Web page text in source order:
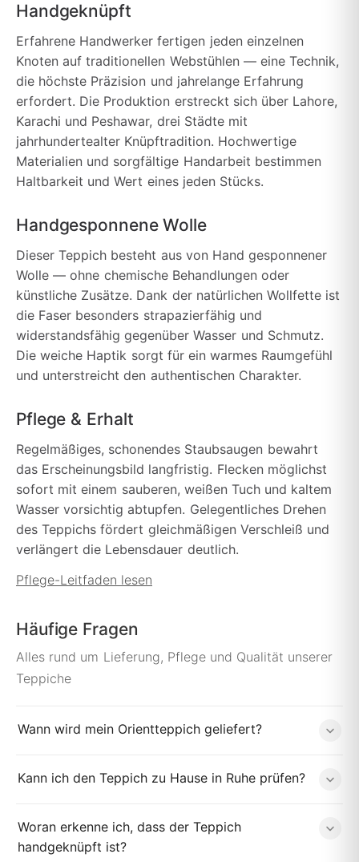
Handgeknüpft
Erfahrene Handwerker fertigen jeden einzelnen
Knoten auf traditionellen Webstühlen — eine Technik,
die höchste Präzision und jahrelange Erfahrung
erfordert. Die Produktion erstreckt sich über Lahore,
Karachi und Peshawar, drei Städte mit
jahrhundertealter Knüpftradition. Hochwertige
Materialien und sorgfältige Handarbeit bestimmen
Haltbarkeit und Wert eines jeden Stücks.
Handgesponnene Wolle
Dieser Teppich besteht aus von Hand gesponnener
Wolle — ohne chemische Behandlungen oder
künstliche Zusätze. Dank der natürlichen Wollfette ist
die Faser besonders strapazierfähig und
widerstandsfähig gegenüber Wasser und Schmutz.
Die weiche Haptik sorgt für ein warmes Raumgefühl
und unterstreicht den authentischen Charakter.
Pflege & Erhalt
Regelmäßiges, schonendes Staubsaugen bewahrt
das Erscheinungsbild langfristig. Flecken möglichst
sofort mit einem sauberen, weißen Tuch und kaltem
Wasser vorsichtig abtupfen. Gelegentliches Drehen
des Teppichs fördert gleichmäßigen Verschleiß und
verlängert die Lebensdauer deutlich.
Pflege-Leitfaden lesen
Häufige Fragen
Alles rund um Lieferung, Pflege und Qualität unserer
Teppiche
Wann wird mein Orientteppich geliefert?
Kann ich den Teppich zu Hause in Ruhe prüfen?
Woran erkenne ich, dass der Teppich
handgeknüpft ist?